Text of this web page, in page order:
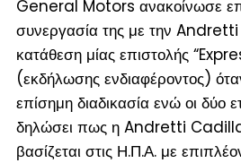
General Motors ανακοίνωσε
συνεργασία της με την
κατάθεση μίας επιστολής
(εκδήλωσης ενδιαφέροντος)
επίσημη διαδικασία ενώ οι δύο
δηλώσει πως η Andretti
βασίζεται στις Η.Π.Α. με